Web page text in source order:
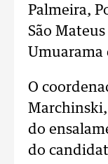
Palmeira,
São
Umuarama
O
do
do